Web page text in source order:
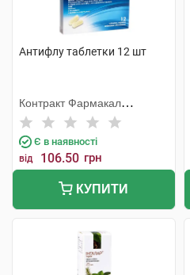
Антифлу таблетки 12 шт
Контракт Фармакал
Корпорейшн
Є в наявності
від 106.50 грн
КУПИТИ